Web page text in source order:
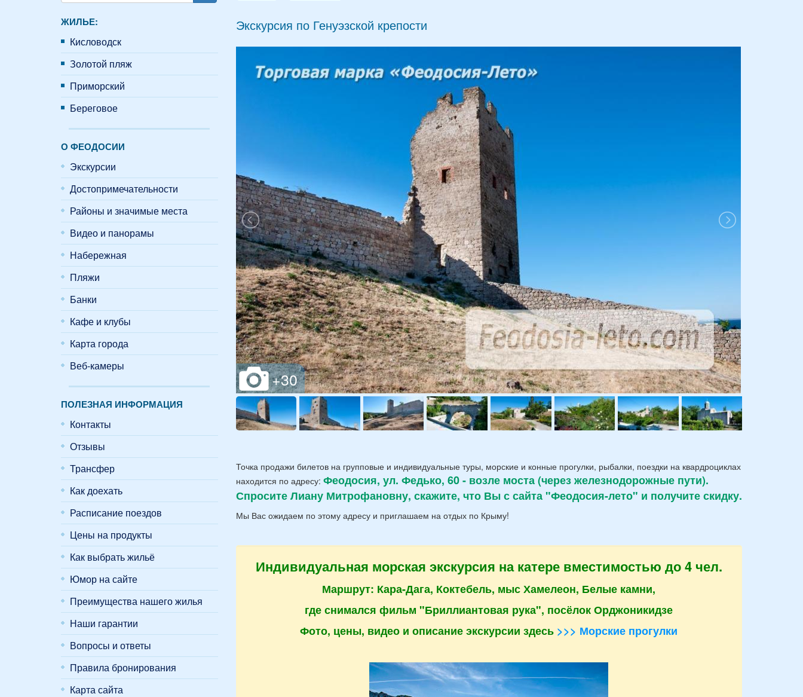
ЖИЛЬЕ:
Кисловодск
Золотой пляж
Приморский
Береговое
О ФЕОДОСИИ
Экскурсии
Достопримечательности
Районы и значимые места
Видео и панорамы
Набережная
Пляжи
Банки
Кафе и клубы
Карта города
Веб-камеры
ПОЛЕЗНАЯ ИНФОРМАЦИЯ
Контакты
Отзывы
Трансфер
Как доехать
Расписание поездов
Цены на продукты
Как выбрать жильё
Юмор на сайте
Преимущества нашего жилья
Наши гарантии
Вопросы и ответы
Правила бронирования
Карта сайта
Экскурсия по Генуэзской крепости
Точка продажи билетов на групповые и индивидуальные туры, морские и конные прогулки, рыбалки, поездки на квардроциклах
находится по адресу: Феодосия, ул. Федько, 60 - возле моста (через железнодорожные пути).
Спросите Лиану Митрофановну, скажите, что Вы с сайта "Феодосия-лето" и получите скидку.
Мы Вас ожидаем по этому адресу и приглашаем на отдых по Крыму!
Индивидуальная морская экскурсия на катере вместимостью до 4 чел.
Маршрут: Кара-Дага, Коктебель, мыс Хамелеон, Белые камни,
где снимался фильм "Бриллиантовая рука", посёлок Орджоникидзе
Фото, цены, видео и описание экскурсии здесь >>> Морские прогулки